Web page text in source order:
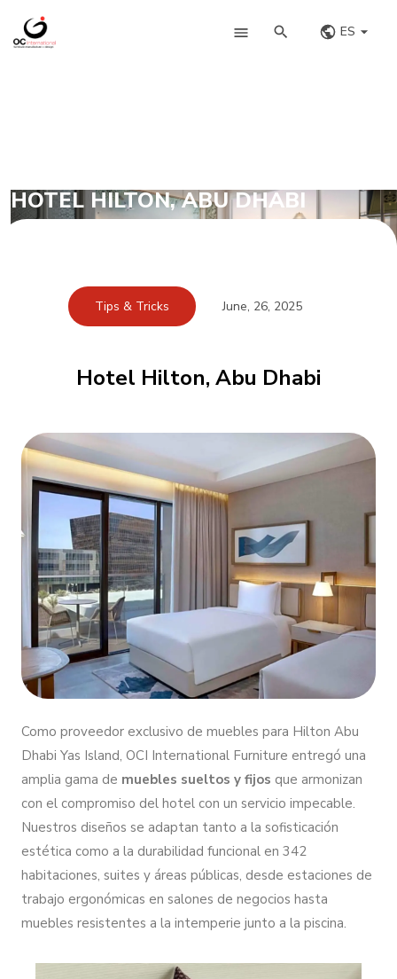
ES
HOTEL HILTON, ABU DHABI
Tips & Tricks June, 26, 2025
Hotel Hilton, Abu Dhabi
Como proveedor exclusivo de muebles para Hilton Abu
Dhabi Yas Island, OCI International Furniture entregó una
amplia gama de muebles sueltos y fijos que armonizan
con el compromiso del hotel con un servicio impecable.
Nuestros diseños se adaptan tanto a la sofisticación
estética como a la durabilidad funcional en 342
habitaciones, suites y áreas públicas, desde estaciones de
trabajo ergonómicas en salones de negocios hasta
muebles resistentes a la intemperie junto a la piscina.